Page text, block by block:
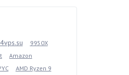
4vps.su
9950X
Amazon
AMD Ryzen 9